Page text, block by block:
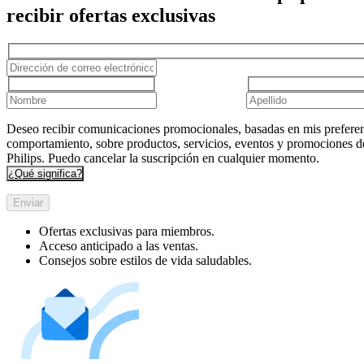
recibir ofertas exclusivas
Deseo recibir comunicaciones promocionales, basadas en mis
comportamiento, sobre productos, servicios, eventos y promociones
Philips. Puedo cancelar la suscripción en cualquier momento.
¿Qué significa?
Enviar
Ofertas exclusivas para miembros.
Acceso anticipado a las ventas.
Consejos sobre estilos de vida saludables.